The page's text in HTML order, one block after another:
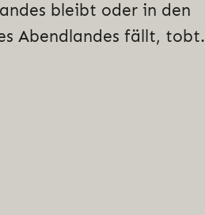
bleibt oder in den
Abendlandes fällt, tobt.